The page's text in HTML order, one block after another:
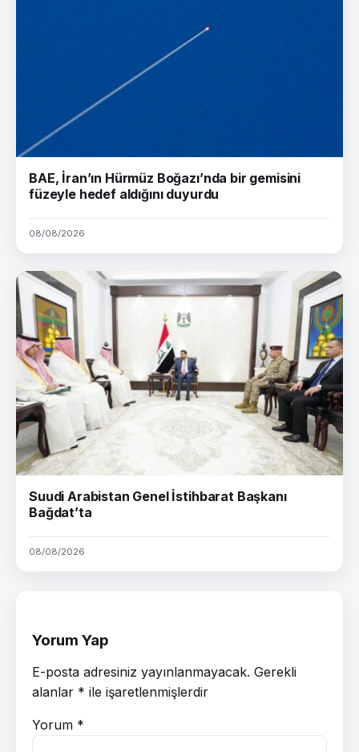
BAE, İran’ın Hürmüz Boğazı’nda bir gemisini
füzeyle hedef aldığını duyurdu
08/08/2026
Suudi Arabistan Genel İstihbarat Başkanı
Bağdat’ta
08/08/2026
Yorum Yap
E-posta adresiniz yayınlanmayacak. Gerekli
alanlar * ile işaretlenmişlerdir
Yorum *